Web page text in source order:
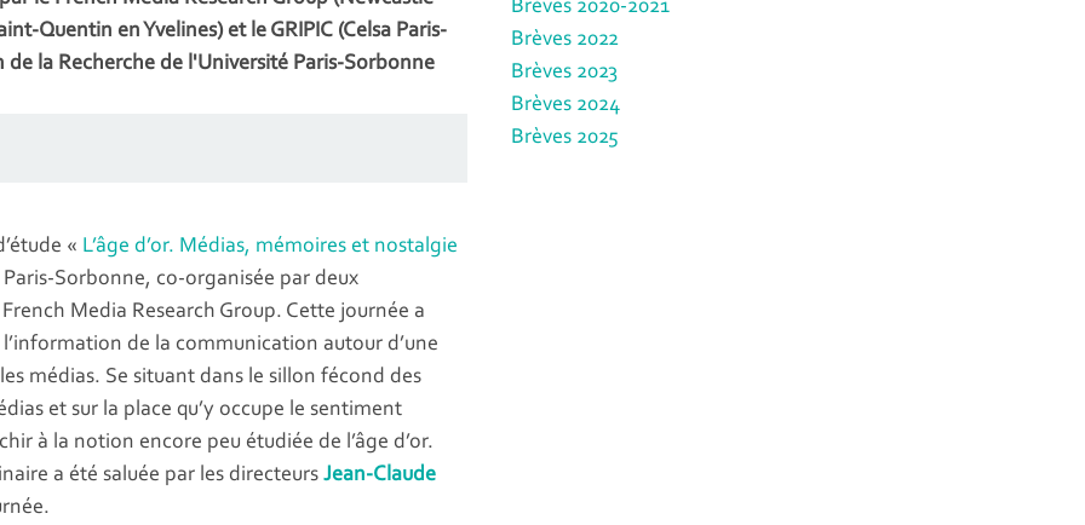
Quentin en Yvelines) et le GRIPIC (Celsa Paris-
la Recherche de l'Université Paris-Sorbonne
« L’âge d’or. Médias, mémoires et nostalgie
Sorbonne, co-organisée par deux
Media Research Group. Cette journée a
de la communication autour d’une
médias. Se situant dans le sillon fécond des
et sur la place qu’y occupe le sentiment
à la notion encore peu étudiée de l’âge d’or.
a été saluée par les directeurs Jean-Claude
Brèves 2020-2021
Brèves 2022
Brèves 2023
Brèves 2024
Brèves 2025